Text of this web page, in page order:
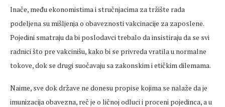
Inače, među ekonomistima i stručnjacima za tržište rada
podeljena su mišljenja o obaveznosti vakcinacije za zaposlene.
Pojedini smatraju da bi poslodavci trebalo da insistiraju da se svi
radnici što pre vakcinišu, kako bi se privreda vratila u normalne
tokove, dok se drugi suočavaju sa zakonskim i etičkim dilemama.
Naime, sve dok države ne donesu propise kojima se nalaže da je
imunizacija obavezna, reč je o ličnoj odluci i proceni pojedinca, a u